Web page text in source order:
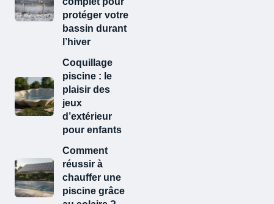
protéger votre
bassin durant
l’hiver
Coquillage
piscine : le
plaisir des
jeux
d’extérieur
pour enfants
Comment
réussir à
chauffer une
piscine grâce